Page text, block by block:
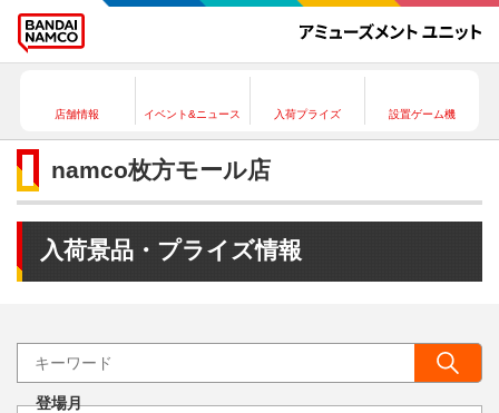
店舗情報 イベント&ニュース 入荷プライズ 設置ゲーム機
namco枚方モール店
入荷景品・プライズ情報
登場月